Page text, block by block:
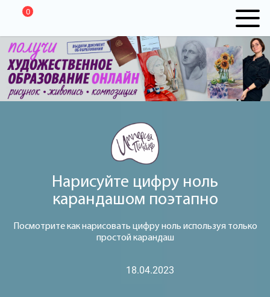
0
Нарисуйте цифру ноль
карандашом поэтапно
Посмотрите как нарисовать цифру ноль используя только
простой карандаш
18.04.2023